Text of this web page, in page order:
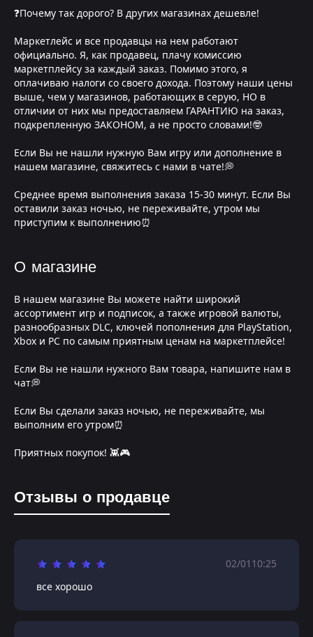
❓Почему так дорого? В других магазинах дешевле!
Маркетлейс и все продавцы на нем работают
официально. Я, как продавец, плачу комиссию
маркетплейсу за каждый заказ. Помимо этого, я
оплачиваю налоги со своего дохода. Поэтому наши цены
выше, чем у магазинов, работающих в серую, НО в
отличии от них мы предоставляем ГАРАНТИЮ на заказ,
подкрепленную ЗАКОНОМ, а не просто словами!🤓
Если Вы не нашли нужную Вам игру или дополнение в
нашем магазине, свяжитесь с нами в чате!💭
Среднее время выполнения заказа 15-30 минут. Если Вы
оставили заказ ночью, не переживайте, утром мы
приступим к выполнению⏰
О магазине
В нашем магазине Вы можете найти широкий
ассортимент игр и подписок, а также игровой валюты,
разнообразных DLC, ключей пополнения для PlayStation,
Xbox и PC по самым приятным ценам на маркетплейсе!
Если Вы не нашли нужного Вам товара, напишите нам в
чат💭
Если Вы сделали заказ ночью, не переживайте, мы
выполним его утром⏰
Приятных покупок! 👾🎮
Отзывы о продавце
02/01 10:25
все хорошо